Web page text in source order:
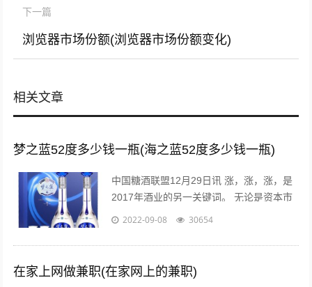
下一篇
浏览器市场份额(浏览器市场份额变化)
相关文章
梦之蓝52度多少钱一瓶(海之蓝52度多少钱一瓶)
中国糖酒联盟12月29日讯 涨，涨，涨，是
2017年酒业的另一关键词。 无论是资本市
场还是现货市场，无论是从高端到次高端品
2022-09-08 30654
在家上网做兼职(在家网上的兼职)